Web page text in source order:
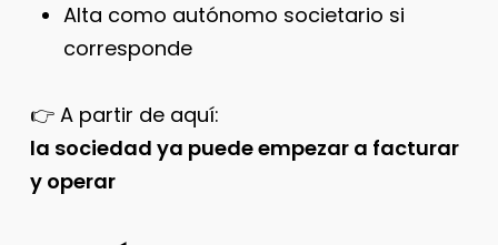
Alta como autónomo societario si
corresponde
👉 A partir de aquí:
la sociedad ya puede empezar a facturar
y operar